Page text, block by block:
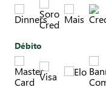
Débito